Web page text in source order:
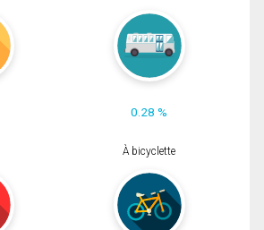
0.28 %
À bicyclette